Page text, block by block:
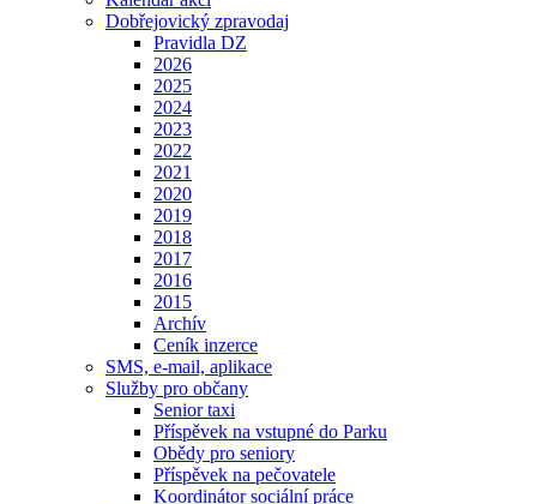
Dobřejovický zpravodaj
Pravidla DZ
2026
2025
2024
2023
2022
2021
2020
2019
2018
2017
2016
2015
Archív
Ceník inzerce
SMS, e-mail, aplikace
Služby pro občany
Senior taxi
Příspěvek na vstupné do Parku
Obědy pro seniory
Příspěvek na pečovatele
Koordinátor sociální práce